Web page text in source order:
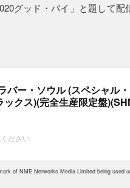
グッド・バイ」と題して配
バー・ソウル (スペシャル
クス)(完全生産限定盤
ださい
of NME Networks Media Limited being used